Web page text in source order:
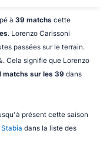
à 39 matchs cette
. Lorenzo Carissoni
passées sur le terrain.
. Cela signifie que Lorenzo
matchs sur les 39 dans
présent cette saison
dans la liste des